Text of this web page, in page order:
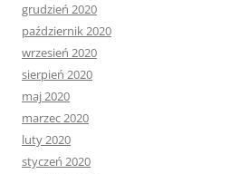
grudzień 2020
październik 2020
wrzesień 2020
sierpień 2020
maj 2020
marzec 2020
luty 2020
styczeń 2020